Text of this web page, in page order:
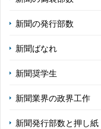
新聞の発行部数
新聞ばなれ
新聞奨学生
新聞業界の政界工作
新聞発行部数と押し紙